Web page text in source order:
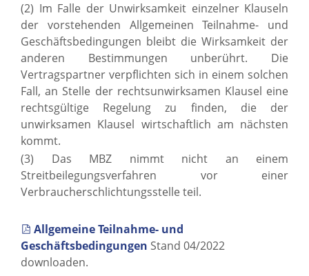
(2) Im Falle der Unwirksamkeit einzelner Klauseln
der vorstehenden Allgemeinen Teilnahme- und
Geschäftsbedingungen bleibt die Wirksamkeit der
anderen Bestimmungen unberührt. Die
Vertragspartner verpflichten sich in einem solchen
Fall, an Stelle der rechtsunwirksamen Klausel eine
rechtsgültige Regelung zu finden, die der
unwirksamen Klausel wirtschaftlich am nächsten
kommt.
(3) Das MBZ nimmt nicht an einem
Streitbeilegungsverfahren vor einer
Verbraucherschlichtungsstelle teil.
Allgemeine Teilnahme- und
Geschäftsbedingungen Stand 04/2022
downloaden.